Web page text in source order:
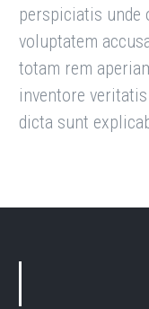
perspiciatis
voluptatem
totam rem
inventore
dicta sunt